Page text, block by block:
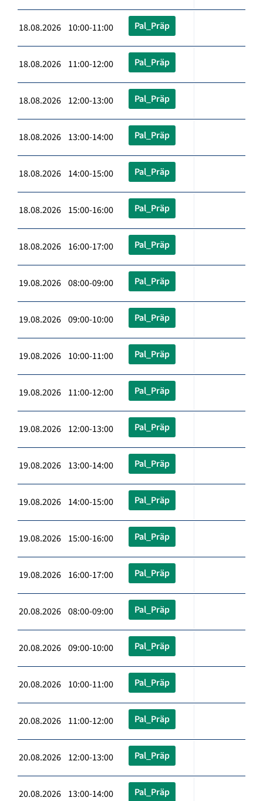
18.08.2026 10:00-11:00 Pal_Präp
18.08.2026 11:00-12:00 Pal_Präp
18.08.2026 12:00-13:00 Pal_Präp
18.08.2026 13:00-14:00 Pal_Präp
18.08.2026 14:00-15:00 Pal_Präp
18.08.2026 15:00-16:00 Pal_Präp
18.08.2026 16:00-17:00 Pal_Präp
19.08.2026 08:00-09:00 Pal_Präp
19.08.2026 09:00-10:00 Pal_Präp
19.08.2026 10:00-11:00 Pal_Präp
19.08.2026 11:00-12:00 Pal_Präp
19.08.2026 12:00-13:00 Pal_Präp
19.08.2026 13:00-14:00 Pal_Präp
19.08.2026 14:00-15:00 Pal_Präp
19.08.2026 15:00-16:00 Pal_Präp
19.08.2026 16:00-17:00 Pal_Präp
20.08.2026 08:00-09:00 Pal_Präp
20.08.2026 09:00-10:00 Pal_Präp
20.08.2026 10:00-11:00 Pal_Präp
20.08.2026 11:00-12:00 Pal_Präp
20.08.2026 12:00-13:00 Pal_Präp
20.08.2026 13:00-14:00 Pal_Präp